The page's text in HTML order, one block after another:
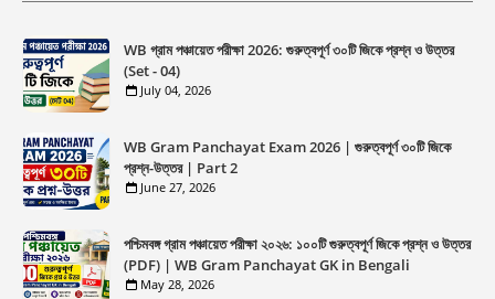
WB গ্রাম পঞ্চায়েত পরীক্ষা 2026: গুরুত্বপূর্ণ ৩০টি জিকে প্রশ্ন ও উত্তর
(Set - 04)
July 04, 2026
WB Gram Panchayat Exam 2026 | গুরুত্বপূর্ণ ৩০টি জিকে
প্রশ্ন-উত্তর | Part 2
June 27, 2026
পশ্চিমবঙ্গ গ্রাম পঞ্চায়েত পরীক্ষা ২০২৬: ১০০টি গুরুত্বপূর্ণ জিকে প্রশ্ন ও উত্তর
(PDF) | WB Gram Panchayat GK in Bengali
May 28, 2026